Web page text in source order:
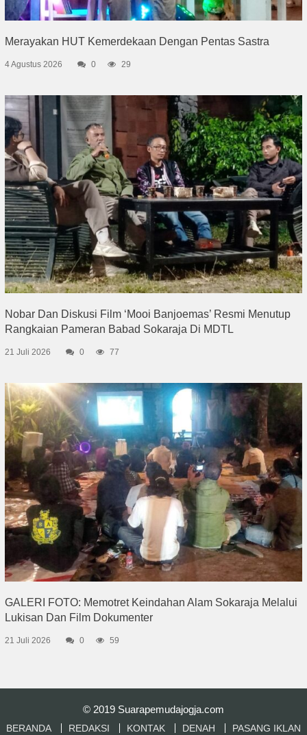
Merayakan HUT Kemerdekaan Dengan Pentas Sastra
4 Agustus 2026 0 29
Nobar Dan Diskusi Film ‘Mooi Banjoemas’ Resmi Menutup
Rangkaian Pameran Babad Sokaraja Di MDTL
21 Juli 2026 0 77
GALERI FOTO: Memotret Keindahan Alam Sokaraja Melalui
Lukisan Dan Film Dokumenter
21 Juli 2026 0 59
© 2019 Suarapemudajogja.com
BERANDA REDAKSI KONTAK DENAH PASANG IKLAN